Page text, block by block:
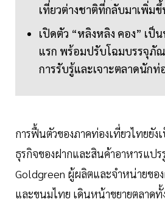
เที่ยวต่างชาติที่กลับมาเพิ่ม
เปิดตัว “หลิงหลิง คอง” เป็
แรก พร้อมปรับโฉมบรรจุภั
การรับรู้และเจาะตลาดนักท่
การฟื้นตัวของภาคท่องเที่ยวไทยยั
ธุรกิจของฝากและสินค้าอาหารแปร
Goldgreen ผู้ผลิตและจำหน่ายขอ
และขนมไทย เดินหน้าขยายตลาดทั้